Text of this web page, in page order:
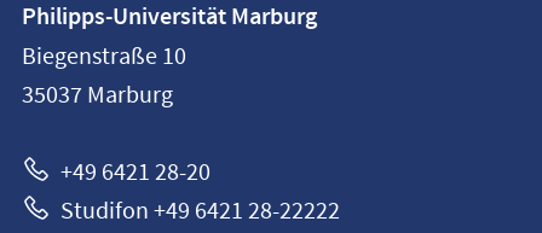
Philipps-
Universität
Marburg
Philipps-Universität Marburg
Biegenstraße 10
35037 Marburg
+49 6421 28-20
Studifon +49 6421 28-22222